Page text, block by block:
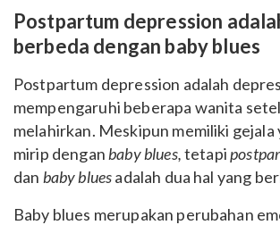
Postpartum depression
berbeda dengan baby blues
Postpartum depression adalah
mempengaruhi beberapa wanita
melahirkan. Meskipun memiliki gejala
mirip dengan baby blues,tetapi
dan baby bluesadalah dua hal yang
Baby blues merupakan perubahan